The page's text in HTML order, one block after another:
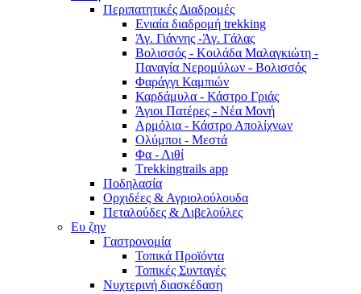
Περιπατητικές Διαδρομές
Ενιαία διαδρομή trekking
Άγ. Γιάννης -Άγ. Γάλας
Βολισσός - Κοιλάδα Μαλαγκιώτη -
Παναγία Νερομύλων - Βολισσός
Φαράγγι Καμπιών
Καρδάμυλα - Κάστρο Γριάς
Άγιοι Πατέρες - Νέα Μονή
Αρμόλια - Κάστρο Απολίχνων
Ολύμποι - Μεστά
Φα - Λιθί
Τrekkingtrails app
Ποδηλασία
Ορχιδέες & Αγριολούλουδα
Πεταλούδες & Λιβελούλες
Ευ ζην
Γαστρονομία
Τοπικά Προϊόντα
Τοπικές Συνταγές
Νυχτερινή διασκέδαση